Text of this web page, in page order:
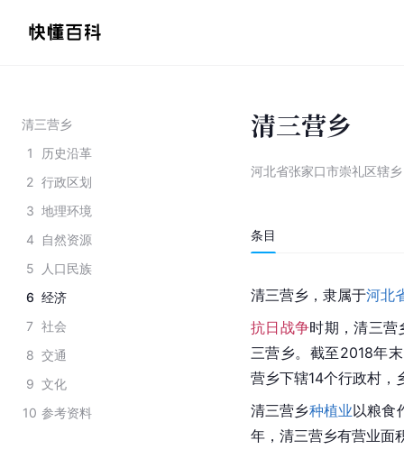
清三营乡
1
历史沿革
2 行政区划
3 地理环境
4
自然资源
5
人口民族
6 经济
7 社会
8 交通
9 文化
10 参考资料
清三营乡
河北省张家口市崇礼区辖乡
条目
清三营乡，隶属于河北
抗日战争时期，清三营
三营乡。截至2018年
营乡下辖14个行政村，
清三营乡种植业以粮食
年，清三营乡有营业面